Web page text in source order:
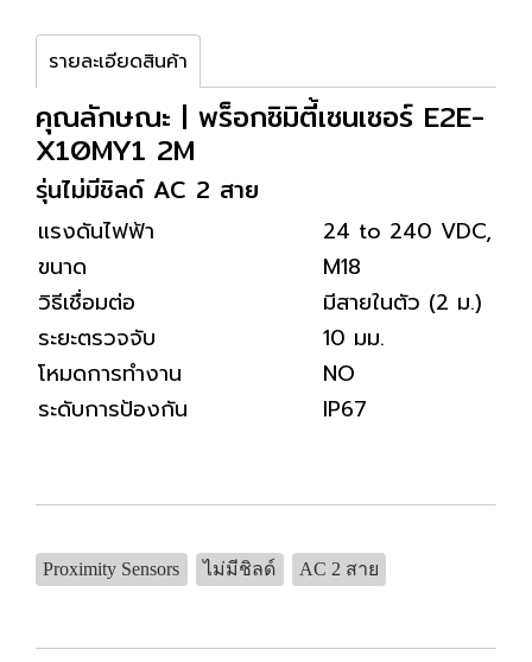
รายละเอียดสินค้า
คุณลักษณะ | พร็อกซิมิตี้เซนเซอร์ E2E-
X10MY1 2M
รุ่นไม่มีชิลด์ AC 2 สาย
แรงดันไฟฟ้า
24 to 240 VDC,
ขนาด
M18
วิธีเชื่อมต่อ
มีสายในตัว (2 ม.)
ระยะตรวจจับ
10 มม.
โหมดการทำงาน
NO
ระดับการป้องกัน
IP67
Proximity Sensors ไม่มีชิลด์ AC 2 สาย